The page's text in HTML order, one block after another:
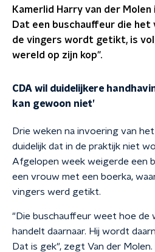
Kamerlid Harry van der Molen
Dat een buschauffeur die
de vingers wordt getikt, is
wereld op zijn kop".
CDA wil duidelijkere
kan gewoon niet’
Drie weken na invoering van
duidelijk dat in de praktijk niet
Afgelopen week weigerde een
een vrouw met een boerka,
vingers werd getikt.
"Die buschauffeur weet hoe de
handelt daarnaar. Hij wordt
Dat is gek", zegt Van der